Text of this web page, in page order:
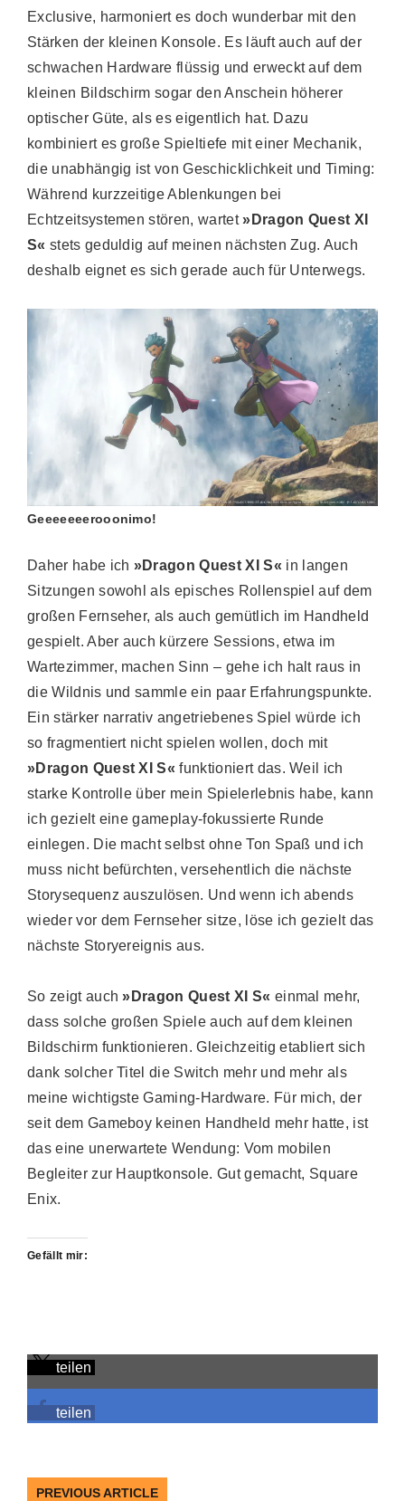
Exclusive, harmoniert es doch wunderbar mit den
Stärken der kleinen Konsole. Es läuft auch auf der
schwachen Hardware flüssig und erweckt auf dem
kleinen Bildschirm sogar den Anschein höherer
optischer Güte, als es eigentlich hat. Dazu
kombiniert es große Spieltiefe mit einer Mechanik,
die unabhängig ist von Geschicklichkeit und Timing:
Während kurzzeitige Ablenkungen bei
Echtzeitsystemen stören, wartet»Dragon Quest XI
S« stets geduldig auf meinen nächsten Zug. Auch
deshalb eignet es sich gerade auch für Unterwegs.
Geeeeeeerooonimo!
Daher habe ich »Dragon Quest XI S« in langen
Sitzungen sowohl als episches Rollenspiel auf dem
großen Fernseher, als auch gemütlich im Handheld
gespielt. Aber auch kürzere Sessions, etwa im
Wartezimmer, machen Sinn – gehe ich halt raus in
die Wildnis und sammle ein paar Erfahrungspunkte.
Ein stärker narrativ angetriebenes Spiel würde ich
so fragmentiert nicht spielen wollen, doch mit
»Dragon Quest XI S« funktioniert das. Weil ich
starke Kontrolle über mein Spielerlebnis habe, kann
ich gezielt eine gameplay-fokussierte Runde
einlegen. Die macht selbst ohne Ton Spaß und ich
muss nicht befürchten, versehentlich die nächste
Storysequenz auszulösen. Und wenn ich abends
wieder vor dem Fernseher sitze, löse ich gezielt das
nächste Storyereignis aus.
So zeigt auch »Dragon Quest XI S« einmal mehr,
dass solche großen Spiele auch auf dem kleinen
Bildschirm funktionieren. Gleichzeitig etabliert sich
dank solcher Titel die Switch mehr und mehr als
meine wichtigste Gaming-Hardware. Für mich, der
seit dem Gameboy keinen Handheld mehr hatte, ist
das eine unerwartete Wendung: Vom mobilen
Begleiter zur Hauptkonsole. Gut gemacht, Square
Enix.
Gefällt mir:
teilen
teilen
PREVIOUS ARTICLE